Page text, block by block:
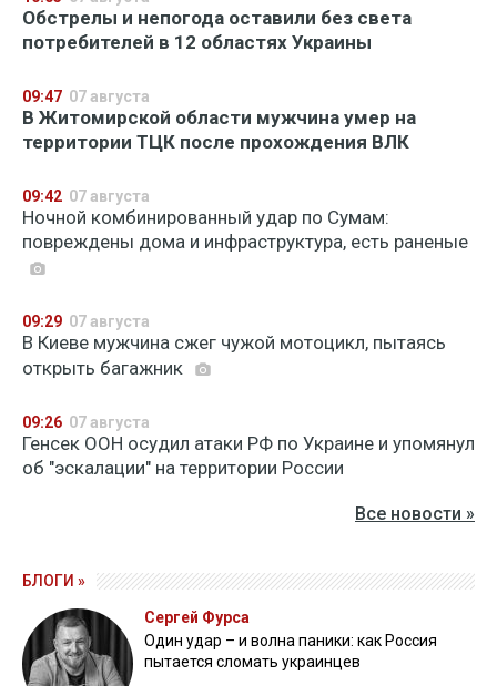
Обстрелы и непогода оставили без света
потребителей в 12 областях Украины
09:47 07 августа
В Житомирской области мужчина умер на
территории ТЦК после прохождения ВЛК
09:42 07 августа
Ночной комбинированный удар по Сумам:
повреждены дома и инфраструктура, есть раненые
09:29 07 августа
В Киеве мужчина сжег чужой мотоцикл, пытаясь
открыть багажник
09:26 07 августа
Генсек ООН осудил атаки РФ по Украине и упомянул
об "эскалации" на территории России
Все новости »
БЛОГИ »
Сергей Фурса
Один удар – и волна паники: как Россия
пытается сломать украинцев